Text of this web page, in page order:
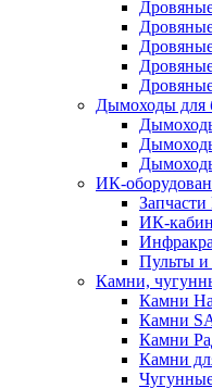
Дымоходы для
ИК-
ИК-
Пульты
Камни,
Камни
Камни
Камни
Камни